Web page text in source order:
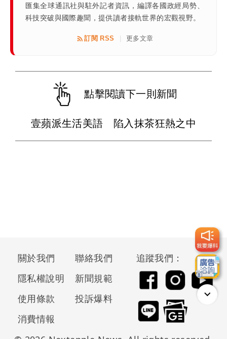
匯集全球通訊社與駐外記者資訊，編譯各國政經局勢、
科技突破與國際趣聞，提供讀者接軌世界的宏觀視野。
訂閱 RSS 更多文章
點擊閱讀下一則新聞
壹蘋派生活美語 陷入抹茶狂熱之中
關於我們
聯絡我們
隱私權說明
新聞規範
使用條款
投訴爆料
消費情報
追蹤我們：